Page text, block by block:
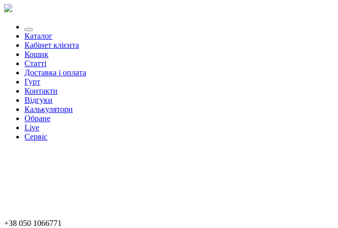
Каталог
Кабінет клієнта
Кошик
Статті
Доставка і оплата
Гурт
Контакти
Відгуки
Калькулятори
Обране
Live
Сервіс
+38 050 1066771